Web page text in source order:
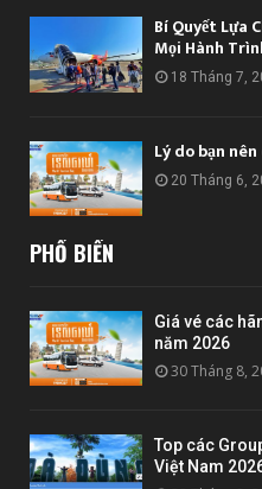
Bí Quyết Lựa
Mọi Hành
18 Tháng 7,
Lý do bạn
20 Tháng 6,
PHỔ BIẾN
Giá vé các
năm 2026
30 Tháng 8,
Top các
Việt Nam